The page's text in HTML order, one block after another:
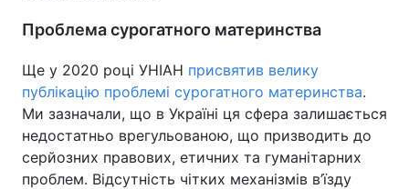
Проблема сурогатного материнства
Ще у 2020 році УНІАН присвятив велику
публікацію проблемі сурогатного материнства.
Ми зазначали, що в Україні ця сфера залишається
недостатньо врегульованою, що призводить до
серйозних правових, етичних та гуманітарних
проблем. Відсутність чітких механізмів в’їзду